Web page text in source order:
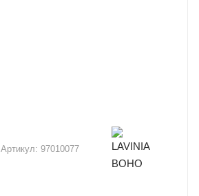
Артикул: 97010077